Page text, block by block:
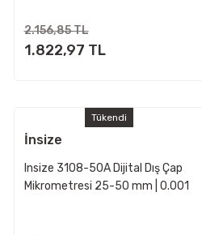
2.156,85 TL
1.822,97 TL
Tükendi
İnsize
Insize 3108-50A Dijital Dış Çap
Mikrometresi 25-50 mm | 0.001